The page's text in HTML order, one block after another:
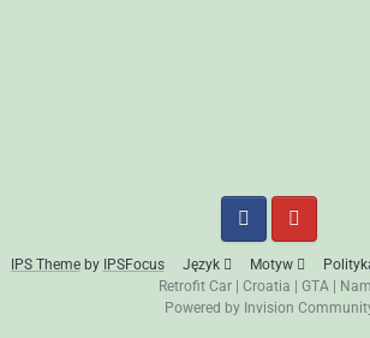
IPS Themeby IPSFocus Język Motyw
Retrofit Car| Croatia | GTA|
Powered by Invision